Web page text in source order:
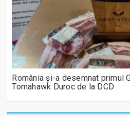
România și-a desemnat primul
Tomahawk Duroc de la DCD